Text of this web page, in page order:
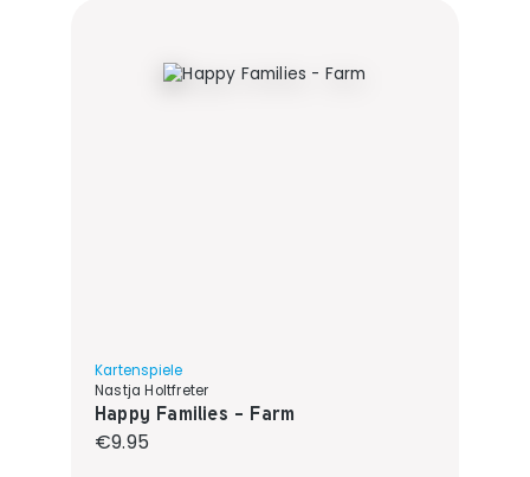
Kartenspiele
Nastja Holtfreter
Happy Families - Farm
Regular price:
€9.95